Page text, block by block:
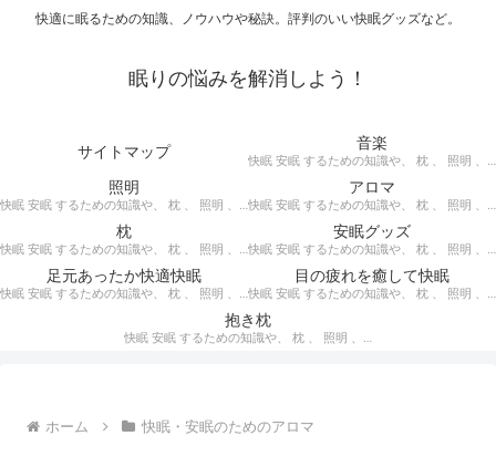
快適に眠るための知識、ノウハウや秘訣。評判のいい快眠グッズなど。
眠りの悩みを解消しよう！
サイトマップ 音楽
快眠 安眠 するための知識や、 枕 、 照明 、 アロマ など、おすすめの グッズ を紹介。 快眠 安眠 のための 音楽 CD の紹介です。 ヒーリングCD リラクゼーションCD インストゥルメンタルCD オルゴールCD ヘミシンクCD α波音楽 など。
照明
快眠 安眠 するための知識や、 枕 、 照明 、 アロマ など、おすすめの グッズ などを紹介。 快眠 安眠 のための 照明 フロアライト テーブルライト デスクライト スタンドライト など。
アロマ
快眠 安眠 するための知識や、 枕 、 照明 、 アロマ など、おすすめの グッズ などを紹介。 エッセンシャルオイル をはじめ、 アロマオイル を利用した アロマランプ 、 アロマディフューザー 、 アロマスプレー などの紹介です。
枕
快眠 安眠 するための知識や、 枕 、 照明 、 アロマ など、おすすめの グッズ などを紹介。 ぐっすり眠るために重要な枕選びのポイントや商品の紹介、 テンピュール 、 マニフレックス など。
安眠グッズ
快眠 安眠 するための知識や、 枕 、 照明 、 アロマ など、おすすめの グッズ などを紹介。 いろいろな 快眠 安眠 グッズ の紹介、足枕、うたた寝枕、目覚まし時計、入浴剤 など。
足元あったか快適快眠
快眠 安眠 するための知識や、 枕 、 照明 、 アロマ など、おすすめの グッズ などを紹介。 足元あったかで快適に眠るための 湯たんぽ あったか靴下 レッグウォーマー などの紹介です。
目の疲れを癒して快眠
快眠 安眠 するための知識や、 枕 、 照明 、 アロマ など、おすすめの グッズ などを紹介。 目の疲れを癒やす、 快眠、安眠 のための アイマスク アイピロー について。
抱き枕
快眠 安眠 するための知識や、 枕 、 照明 、 アロマ など、おすすめの グッズ などを紹介。 安心感を得る、リラックスして眠れるための 抱き枕 の紹介です。 妊婦さんや赤ちゃん、腰痛がある人におすすめ。
ホーム 快眠・安眠のためのアロマ